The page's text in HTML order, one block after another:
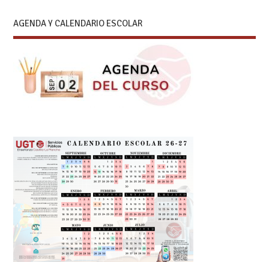
AGENDA Y CALENDARIO ESCOLAR